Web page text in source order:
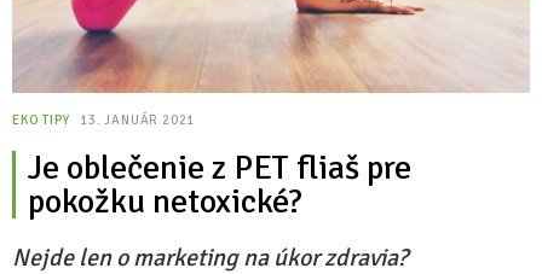
EKO TIPY 13. JANUÁR 2021
Je oblečenie z PET fliaš pre
pokožku netoxické?
Nejde len o marketing na úkor zdravia?